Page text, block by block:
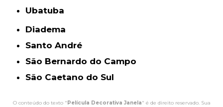
Ubatuba
Diadema
Santo André
São Bernardo do Campo
São Caetano do Sul
O conteúdo do texto "Película Decorativa Janela" é de direito reservado. Sua